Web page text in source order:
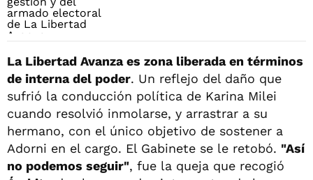
La Libertad Avanza es zona liberada en términos
de interna del poder. Un reflejo del daño que
sufrió la conducción política de Karina Milei
cuando resolvió inmolarse, y arrastrar a su
hermano, con el único objetivo de sostener a
Adorni en el cargo. El Gabinete se le retobó. "Así
no podemos seguir", fue la queja que recogió